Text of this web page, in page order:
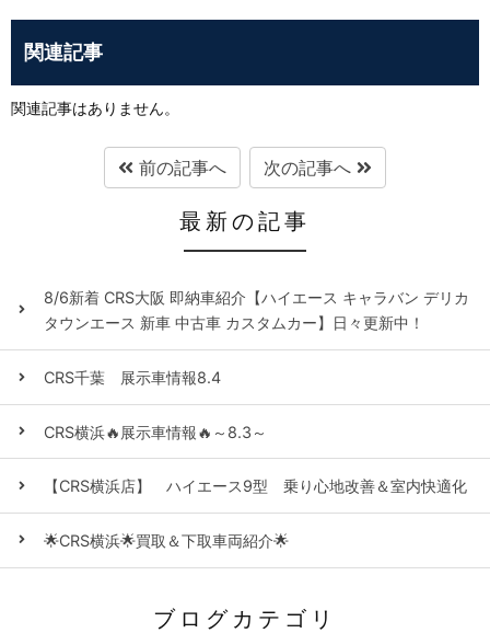
関連記事
関連記事はありません。
前の記事へ 次の記事へ
最新の記事
8/6新着 CRS大阪 即納車紹介【ハイエース キャラバン デリカ
タウンエース 新車 中古車 カスタムカー】日々更新中！
CRS千葉 展示車情報8.4
CRS横浜🔥展示車情報🔥～8.3～
【CRS横浜店】 ハイエース9型 乗り心地改善＆室内快適化
🌟CRS横浜🌟買取＆下取車両紹介🌟
ブログカテゴリ